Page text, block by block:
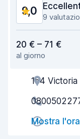
9,0 9
Facile da trovare
Gentilezza degli
Rapidità del ritiro
Rapidità della
20 € – 71 €
al giorno
154
Mostra